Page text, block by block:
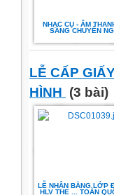
NHẠC CỤ - ÂM
SÁNG CHUYÊN
LỄ CẤP
HÌNH (3 bài)
LỄ NHẬN BẰNG LỚP
HLV THE ... TOÀN